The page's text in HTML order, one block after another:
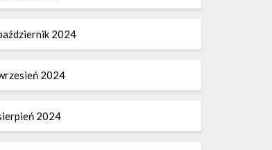
2024
2024
2024